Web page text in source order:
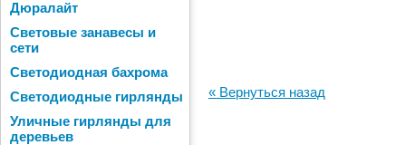
Дюралайт
Световые занавесы и
сети
Светодиодная бахрома
Светодиодные гирлянды
Уличные гирлянды для
деревьев
« Вернуться назад